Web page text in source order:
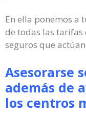
En ella ponemos a
de todas las tarifas
seguros que
Asesorarse
además de
los centros